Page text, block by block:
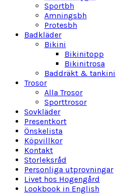
Sportbh
Amningsbh
Protesbh
Badkläder
Bikini
Bikinitopp
Bikinitrosa
Baddräkt & tankini
Trosor
Alla Trosor
Sporttrosor
Sovkläder
Presentkort
Önskelista
Köpvillkor
Kontakt
Storleksråd
Personliga utprovningar
Livet hos Hogengård
Lookbook in English